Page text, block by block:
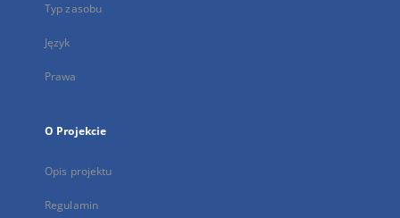
Typ zasobu
Język
Prawa
O Projekcie
Opis projektu
Regulamin